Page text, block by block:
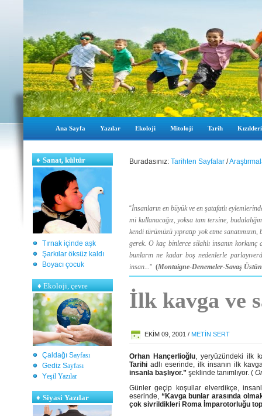
Ana Sayfa Yazılar Ekoloji Mitoloji Tarih
♦ Sanat, kültür
Tırnak içinde aşk
Şarkılar öksüz kaldı
Boyacı çocuk
♦Ekoloji, çevre
Çaldağı Sayfası
Gediz Sayfası
Yeşil Yazılar
♦ Siyasi Yazılar
Buradasınız: Tarihten Sayfalar /
“İnsanların en büyük ve en şatafatlı
mi kullanacağız, yoksa tam tersine,
kendi türümüzü yıpratıp yok etme
gerek. O kaç binlerce silahlı insanın
bunların ne kadar boş nedenlerle
insan...” (Montaigne-Denemeler-Savaş
İlk kavga ve
EKIM 09, 2001 / METIN SERT
Orhan Hançerlioğlu, yeryüzündeki ilk
Tarihi adlı eserinde, ilk insanın ilk
insanla başlıyor.” şeklinde tanımlıyor. (
Günler geçip koşullar elverdikçe,
eserinde, “Kavga bunlar arasında
çok sivrildikleri Roma İmparotorluğu